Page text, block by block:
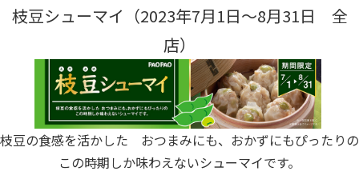
枝豆シューマイ（2023年7月1日～8月31日 全
店）
枝豆の食感を活かした おつまみにも、おかずにもぴったりの
この時期しか味わえないシューマイです。